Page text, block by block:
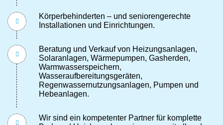
Körperbehinderten – und seniorengerechte
Installationen und Einrichtungen.
Beratung und Verkauf von Heizungsanlagen,
Solaranlagen, Wärmepumpen, Gasherden,
Warmwasserspeichern,
Wasseraufbereitungsgeräten,
Regenwassernutzungsanlagen, Pumpen und
Hebeanlagen.
Wir sind ein kompetenter Partner für komplette